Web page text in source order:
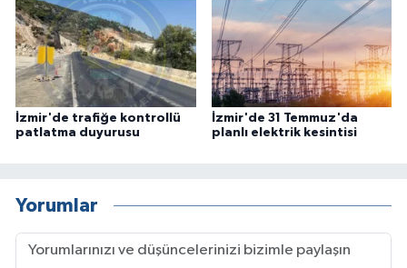
İzmir'de trafiğe kontrollü
patlatma duyurusu
İzmir'de 31 Temmuz'da
planlı elektrik kesintisi
Yorumlar